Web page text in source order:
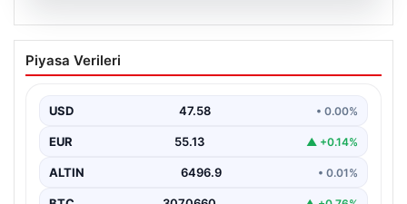
05.08.2026
İzmir’de Basketbolun Yeni Adresi:
Arashi Sports Academy
ettiren Arashi Sports Academy, bölgedeki basketbol…
Piyasa Verileri
USD 47.58 • 0.00%
EUR 55.13 ▲ +0.14%
ALTIN 6496.9 • 0.01%